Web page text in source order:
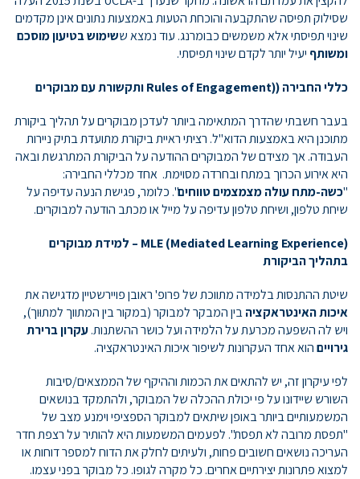
שסילוק תפיסה שהתקבעה והוכחת הטעות באמצעות נתונים אינן מקדמים
שינוי תפיסתי אלא משמשים כבומרנג. עוד נמצא ששימוש בטיעון מוסכם
ומשותף יעיל יותר לקדם שינוי תפיסתי.
כללי החבירה ((Rules of Engagement
ותקשורת עם מבוקרים
בעבר חשבתי שהדרך המתאימה ביותר לעדכן מבוקרים על תהליך ביקורת
מתוכנן היא באמצעות הדוא"ל. רציתי ראיית ביקורת מתועדת בתיק ניירות
העבודה. אך מצידם של המבוקרים ההודעה על הביקורת המתרגשת ובאה
היא אירוע הכרוך במתח ובחרדה מסוימת. אחד מכללי החבירה:
"כשה-מתח עולה מצמצמים טווחים". כלומר, פגישת הנעה עדיפה על
שיחת טלפון, ושיחת טלפון עדיפה על מייל או מכתב הודעה למבוקרים.
MLE(Mediated Learning Experience
) – למידת מבוקרים
בתהליך הביקורת
שיטת ההתנסות בלמידה מתווכת של פרופ' ראובן פויירשטיין מדגישה את
איכות האינטראקציהבין המבקר למבוקר (במקור בין המתווך למתוּוך),
ויש לה השפעה מכרעת על הלמידה ועל כושר ההשתנות.עקרון ברירת
גירוייםהוא אחד העקרונות לשיפור איכות האינטראקציה.
לפי עיקרון זה, יש להתאים את הכמות וההיקף של הממצאים/סיבות
השורש שיידונו על פי יכולת ההכלה של המבוקר, ולהתמקד בנושאים
המשמעותיים ביותר באופן שיתאים למבוקר הספציפי וימנע מצב של
"תפסת מרובה לא תפסת". לפעמים המשמעות היא להותיר על רצפת חדר
העריכה נושאים חשובים פחות, ולעיתים לחלק את הדוח למספר דוחות או
למצוא פתרונות יצירתיים אחרים. כל מקרה לגופו. כל מבוקר בפני עצמו.